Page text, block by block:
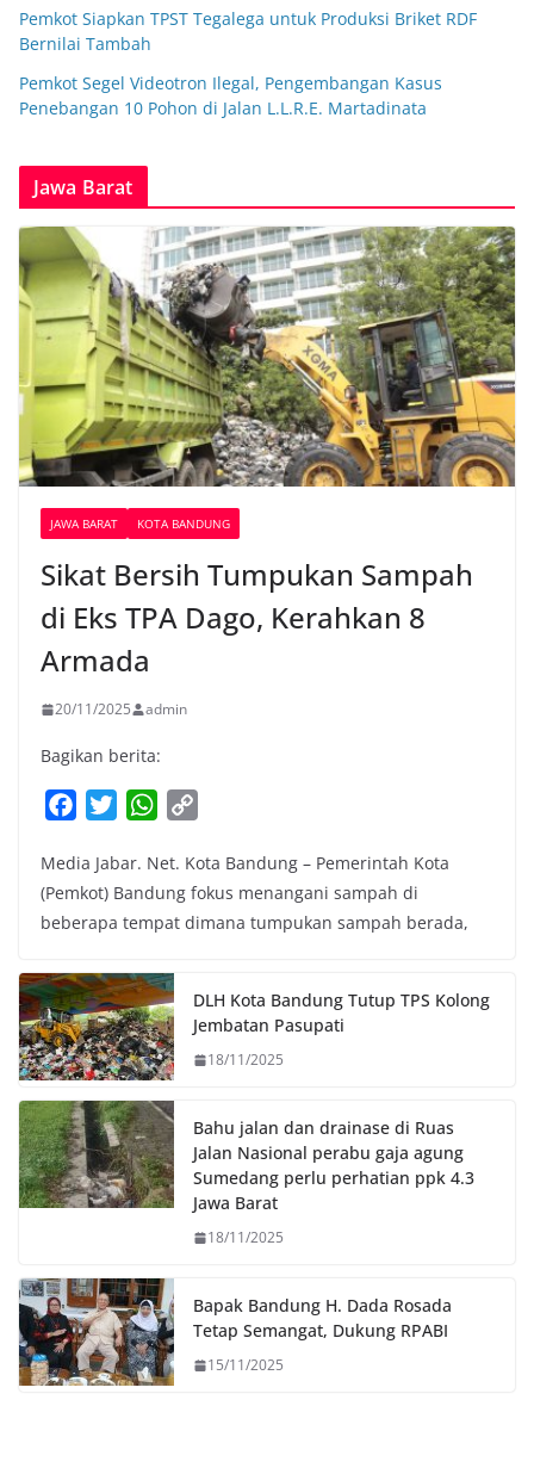
Pemkot Siapkan TPST Tegalega untuk Produksi Briket RDF
Bernilai Tambah
Pemkot Segel Videotron Ilegal, Pengembangan Kasus
Penebangan 10 Pohon di Jalan L.L.R.E. Martadinata
Jawa Barat
JAWA BARAT KOTA BANDUNG
Sikat Bersih Tumpukan Sampah
di Eks TPA Dago, Kerahkan 8
Armada
20/11/2025 admin
Bagikan berita:
c
e
b
o
k
i
t
t
r
W
a
t
s
p
p
p
y
L
n
k
Media Jabar. Net. Kota Bandung – Pemerintah Kota
(Pemkot) Bandung fokus menangani sampah di
beberapa tempat dimana tumpukan sampah berada,
DLH Kota Bandung Tutup TPS Kolong
Jembatan Pasupati
18/11/2025
Bahu jalan dan drainase di Ruas
Jalan Nasional perabu gaja agung
Sumedang perlu perhatian ppk 4.3
Jawa Barat
18/11/2025
Bapak Bandung H. Dada Rosada
Tetap Semangat, Dukung RPABI
15/11/2025